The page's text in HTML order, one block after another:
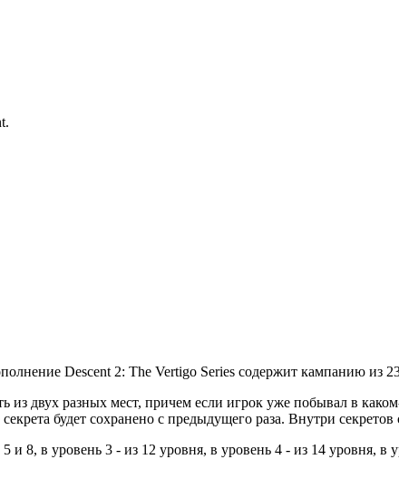
Descent 2: The Vertigo Series содержит кампанию из
двух разных мест, причем если игрок уже побывал в
будет сохранено с предыдущего раза. Внутри секретов
8, в уровень 3 - из 12 уровня, в уровень 4 - из 14 уровня, в